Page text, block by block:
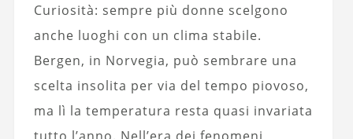
Curiosità: sempre più donne scelgono
anche luoghi con un clima stabile.
Bergen, in Norvegia, può sembrare una
scelta insolita per via del tempo piovoso,
ma lì la temperatura resta quasi invariata